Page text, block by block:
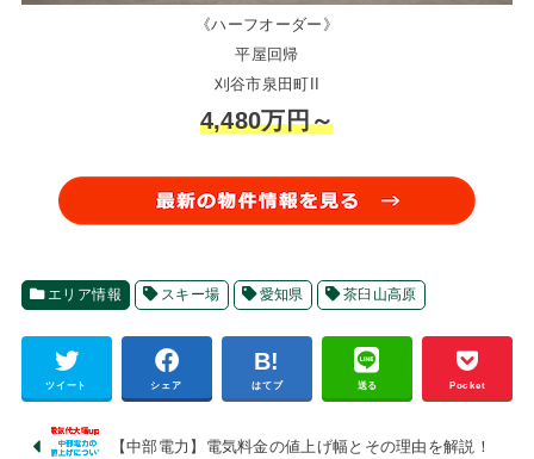
《ハーフオーダー》
平屋回帰
刈谷市泉田町II
4,480万円～
エリア情報 スキー場 愛知県 茶臼山高原
ツイート シェア はてブ 送る Pocket
【中部電力】電気料金の値上げ幅とその理由を解説！